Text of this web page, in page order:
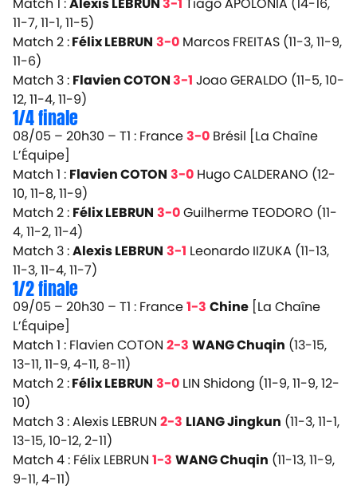
11-7, 11-1, 11-5)
Match 2 :Félix LEBRUN 3-0 Marcos FREITAS (11-3, 11-9,
11-6)
Match 3 : Flavien COTON3-1 Joao GERALDO (11-5, 10-
12, 11-4, 11-9)
1/4 finale
08/05 – 20h30 – T1 : France3-0 Brésil [La Chaîne
L’Équipe]
Match 1 : Flavien COTON 3-0 Hugo CALDERANO (12-
10, 11-8, 11-9)
Match 2 : Félix LEBRUN 3-0Guilherme TEODORO (11-
4, 11-2, 11-4)
Match 3 :Alexis LEBRUN 3-1 Leonardo IIZUKA (11-13,
11-3, 11-4, 11-7)
1/2 finale
09/05 – 20h30 – T1 : France1-3 Chine [La Chaîne
L’Équipe]
Match 1 : Flavien COTON 2-3 WANG Chuqin (13-15,
13-11, 11-9, 4-11, 8-11)
Match 2 :Félix LEBRUN 3-0 LIN Shidong (11-9, 11-9, 12-
10)
Match 3 : Alexis LEBRUN 2-3 LIANG Jingkun (11-3, 11-1,
13-15, 10-12, 2-11)
Match 4 : Félix LEBRUN 1-3 WANG Chuqin (11-13, 11-9,
9-11, 4-11)